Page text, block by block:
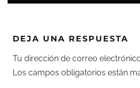
DEJA UNA RESPUESTA
Tu dirección de correo
Los campos obligatorios están